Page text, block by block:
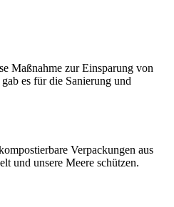
Maßnahme zur Einsparung von
es für die Sanierung und
Verpackungen aus
und unsere Meere schützen.